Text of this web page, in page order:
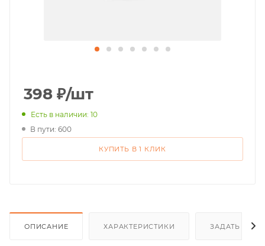
398 ₽/шт
Есть в наличии: 10
В пути: 600
КУПИТЬ В 1 КЛИК
ОПИСАНИЕ ХАРАКТЕРИСТИКИ ЗАДАТЬ